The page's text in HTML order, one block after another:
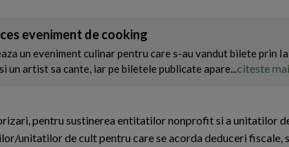
eveniment de cooking
un eveniment culinar pentru care s-au vandut bilete prin
un artist sa cante, iar pe biletele publicate apare...citeste
pentru sustinerea entitatilor nonprofit si a unitatilor
unitatilor de cult pentru care se acorda deduceri fiscale,